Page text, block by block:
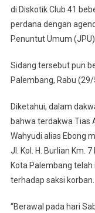
di Diskotik Club 41
perdana dengan
Penuntut Umum
Sidang tersebut pun
Palembang, Rabu
Diketahui, dalam
bahwa terdakwa Tias
Wahyudi alias Ebong
Jl. Kol. H. Burlian Km.
Kota Palembang
terhadap saksi korban.
“Berawal pada hari